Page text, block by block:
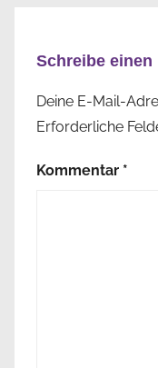
i
n
l
d
Schreibe einen
Deine E-Mail-
Erforderliche
Kommentar *